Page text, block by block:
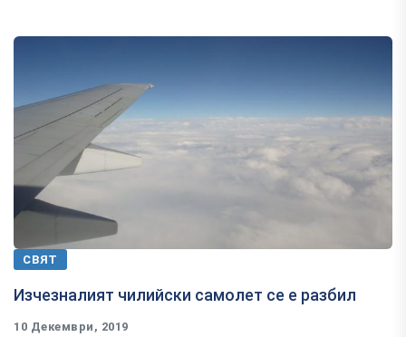
СВЯТ
Изчезналият чилийски самолет се е разбил
10 Декември, 2019